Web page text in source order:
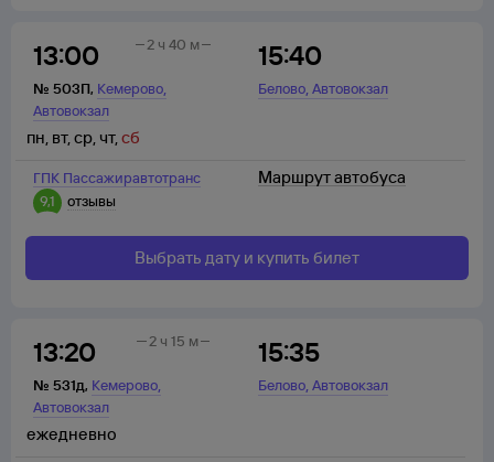
13:00
№ 503П, Кемерово,
Автовокзал
15:40
Белово,Автовокзал
2 ч 40 м
ГПК Пассажиравтотранс
9,1
отзывы
пн, вт,ср, чт,сб
Маршрут автобуса
Выбрать дату и купить билет
13:20
№ 531д, Кемерово,
Автовокзал
15:35
Белово,Автовокзал
2 ч 15 м
ежедневно